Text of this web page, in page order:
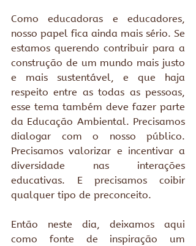
Como educadoras e educadores,
nosso papel fica ainda mais sério. Se
estamos querendo contribuir para a
construção de um mundo mais justo
e mais sustentável, e que haja
respeito entre as todas as pessoas,
esse tema também deve fazer parte
da Educação Ambiental. Precisamos
dialogar com o nosso público.
Precisamos valorizar e incentivar a
diversidade nas interações
educativas. E precisamos coibir
qualquer tipo de preconceito.
Então neste dia, deixamos aqui
como fonte de inspiração um